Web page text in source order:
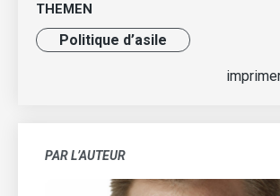
THEMEN
Politique d’asile
PAR L’AUTEUR